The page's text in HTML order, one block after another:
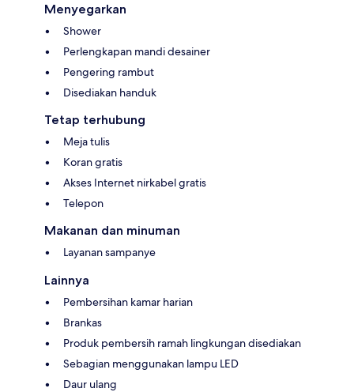
Menyegarkan
Shower
Perlengkapan mandi desainer
Pengering rambut
Disediakan handuk
Tetap terhubung
Meja tulis
Koran gratis
Akses Internet nirkabel gratis
Telepon
Makanan dan minuman
Layanan sampanye
Lainnya
Pembersihan kamar harian
Brankas
Produk pembersih ramah lingkungan disediakan
Sebagian menggunakan lampu LED
Daur ulang